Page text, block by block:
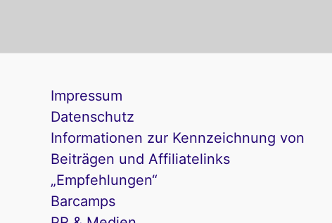
Impressum
Datenschutz
Informationen zur Kennzeichnung von
Beiträgen und Affiliatelinks
„Empfehlungen“
Barcamps